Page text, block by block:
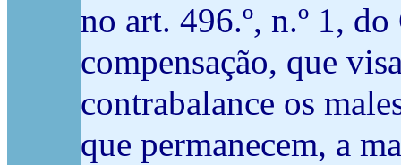
no art. 496.º, n.º 1,
compensação, que
contrabalance os
que permanecem, a